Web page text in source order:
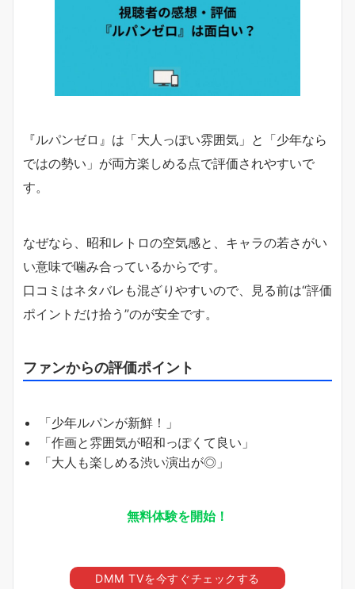
『ルパンゼロ』は「大人っぽい雰囲気」と「少年なら
ではの勢い」が両方楽しめる点で評価されやすいで
す。
なぜなら、昭和レトロの空気感と、キャラの若さがい
い意味で噛み合っているからです。
口コミはネタバレも混ざりやすいので、見る前は“評価
ポイントだけ拾う”のが安全です。
ファンからの評価ポイント
「少年ルパンが新鮮！」
「作画と雰囲気が昭和っぽくて良い」
「大人も楽しめる渋い演出が◎」
無料体験を開始！
DMM TVを今すぐチェックする